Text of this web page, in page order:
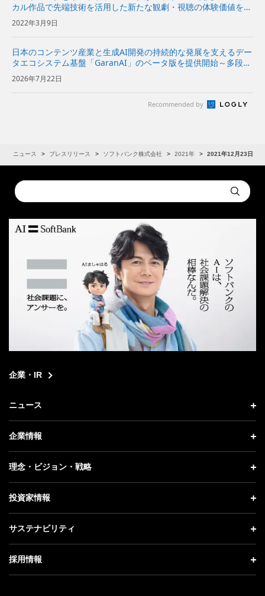
カル作品で先端技術を活用した新たな観劇・視聴の体験価値を提
供～
2022年3月9日
日本のコンテンツ産業と生成AI開発の持続的な発展を支えるデー
タエコシステム基盤「GaranAI」のベータ版を提供開始～多段階
加工でデータを保護し、コンテンツホルダーの新たな収益機会と
AI開発事業者の価値創出を支援～ | 企業・IR | ソフ...
2026年7月22日
Recommended by
ニュース プレスリリース ソフトバンク株式会社 2021年 2021年12月23日
Conduct
a
Submit
企業・IR
ニュース
ニュース トップ
プレスリリース
更新情報
記者説明会
企業情報
企業情報 トップ
社長メッセージ
事業紹介
ガバナンス
理念・ビジョン・戦略
理念・ビジョン・戦略 トップ
成長戦略「Activate AI for Society」
人材戦略
投資家情報
投資家情報 トップ
経営方針
サステナビリティ
サステナビリティ トップ
トップメッセージ
採用情報